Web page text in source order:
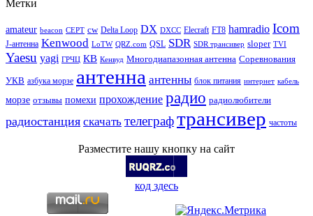
Метки
amateur beacon CEPT cw Delta Loop DX DXCC Elecraft FT8 hamradio Icom
J-антенна Kenwood LoTW QRZ.com QSL SDR SDR трансивер sloper TVI
Yaesu yagi ГРЧЦ КВ Кенвуд Многодиапазонная антенна Соревнования
УКВ азбука морзе антенна антенны блок питания интернет кабель
морзе отзывы помехи прохождение радио радиолюбители
радиостанция скачать телеграфтрансивер частоты
Разместите нашу кнопку на сайт
код здесь